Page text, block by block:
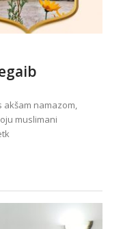
akšam namazom,
muslimani